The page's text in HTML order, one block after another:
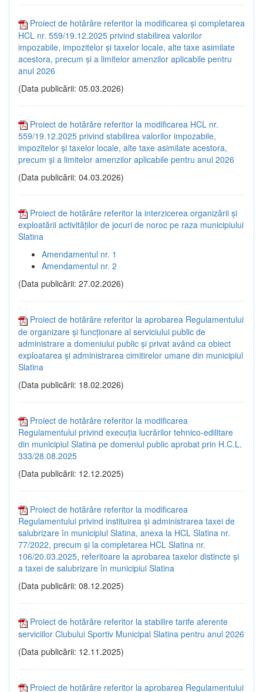
Proiect de hotărâre referitor la modificarea și completarea
HCL nr. 559/19.12.2025 privind stabilirea valorilor
impozabile, impozitelor și taxelor locale, alte taxe asimilate
acestora, precum și a limitelor amenzilor aplicabile pentru
anul 2026
(Data publicării: 05.03.2026)
Proiect de hotărâre referitor la modificarea HCL nr.
559/19.12.2025 privind stabilirea valorilor impozabile,
impozitelor și taxelor locale, alte taxe asimilate acestora,
precum și a limitelor amenzilor aplicabile pentru anul 2026
(Data publicării: 04.03.2026)
Proiect de hotărâre referitor la interzicerea organizării și
exploatării activităților de jocuri de noroc pe raza municipiului
Slatina
Amendamentul nr. 1
Amendamentul nr. 2
(Data publicării: 27.02.2026)
Proiect de hotărâre referitor la aprobarea Regulamentului
de organizare și funcționare al serviciului public de
administrare a domeniului public și privat având ca obiect
exploatarea și administrarea cimitirelor umane din municipiul
Slatina
(Data publicării: 18.02.2026)
Proiect de hotărâre referitor la modificarea
Regulamentului privind execuția lucrărilor tehnico-edilitare
din municipiul Slatina pe domeniul public aprobat prin H.C.L.
333/28.08.2025
(Data publicării: 12.12.2025)
Proiect de hotărâre referitor la modificarea
Regulamentului privind instituirea și administrarea taxei de
salubrizare în municipiul Slatina, anexa la HCL Slatina nr.
77/2022, precum și la completarea HCL Slatina nr.
106/20.03.2025, referitoare la aprobarea taxelor distincte și
a taxei de salubrizare în municipiul Slatina
(Data publicării: 08.12.2025)
Proiect de hotărâre referitor la stabilire tarife aferente
serviciilor Clubului Sportiv Municipal Slatina pentru anul 2026
(Data publicării: 12.11.2025)
Proiect de hotărâre referitor la aprobarea Regulamentului